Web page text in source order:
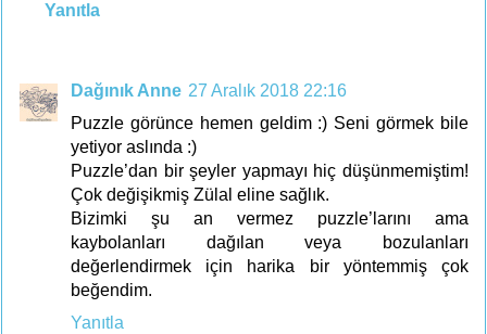
Yanıtla
Dağınık Anne 27 Aralık 2018 22:16
Puzzle görünce hemen geldim :) Seni görmek bile
yetiyor aslında :)
Puzzle’dan bir şeyler yapmayı hiç düşünmemiştim!
Çok değişikmiş Zülal eline sağlık.
Bizimki şu an vermez puzzle’larını ama
kaybolanları dağılan veya bozulanları
değerlendirmek için harika bir yöntemmiş çok
beğendim.
Yanıtla